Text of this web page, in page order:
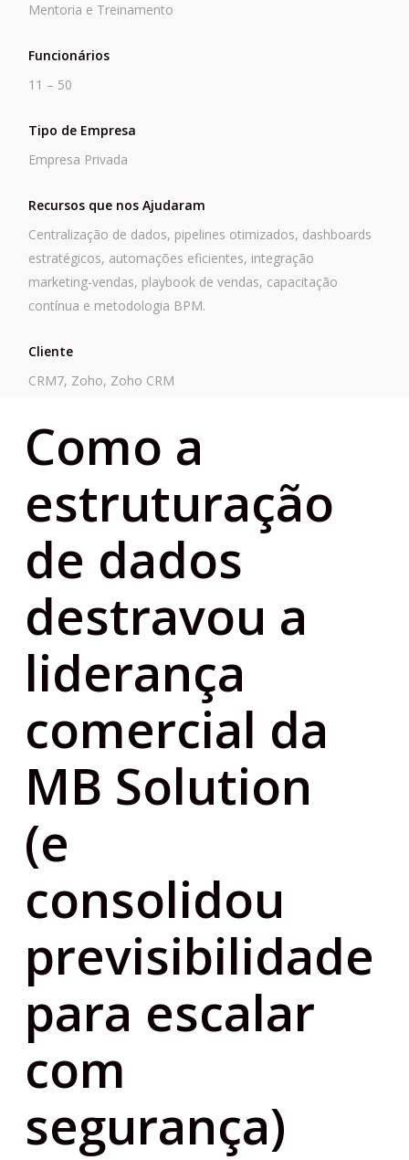
Mentoria e Treinamento
Funcionários
11 – 50
Tipo de Empresa
Empresa Privada
Recursos que nos Ajudaram
Centralização de dados, pipelines otimizados, dashboards
estratégicos, automações eficientes, integração
marketing-vendas, playbook de vendas, capacitação
contínua e metodologia BPM.
Cliente
CRM7, Zoho, Zoho CRM
Como a
estruturação
de dados
destravou a
liderança
comercial da
MB Solution
(e
consolidou
previsibilidade
para escalar
com
segurança)